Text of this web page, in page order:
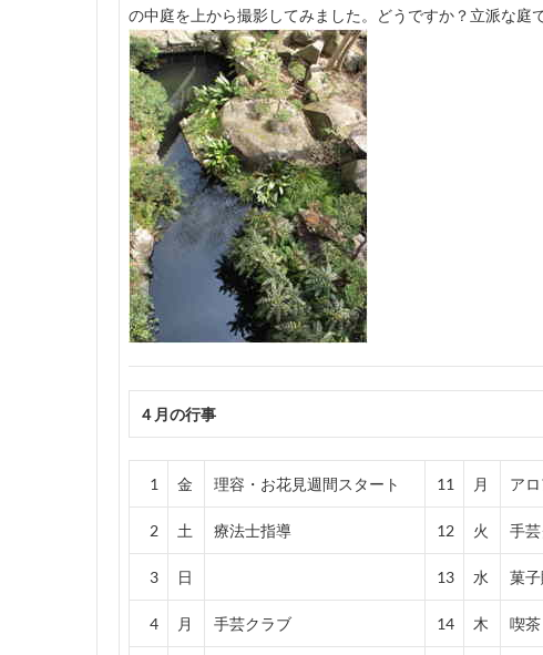
の中庭を上から撮影してみました。どうですか？立派な庭
４月の行事
1 金 理容・お花見週間スタート 11 月 ア
2 土 療法士指導 12 火 手
3 日 13 水 菓
4 月 手芸クラブ 14 木 喫